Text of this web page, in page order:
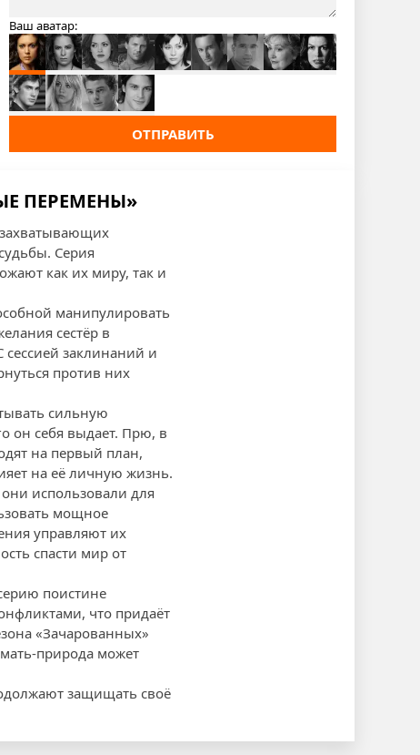
Ваш аватар:
ОТПРАВИТЬ
ПЕРЕМЕНЫ»
Серия
как их миру, так и
манипулировать
сестёр в
сессией заклинаний и
против них
сильную
он себя выдает. Прю, в
на первый план,
на её личную жизнь.
использовали для
мощное
управляют их
спасти мир от
поистине
что придаёт
«Зачарованных»
природа может
защищать своё